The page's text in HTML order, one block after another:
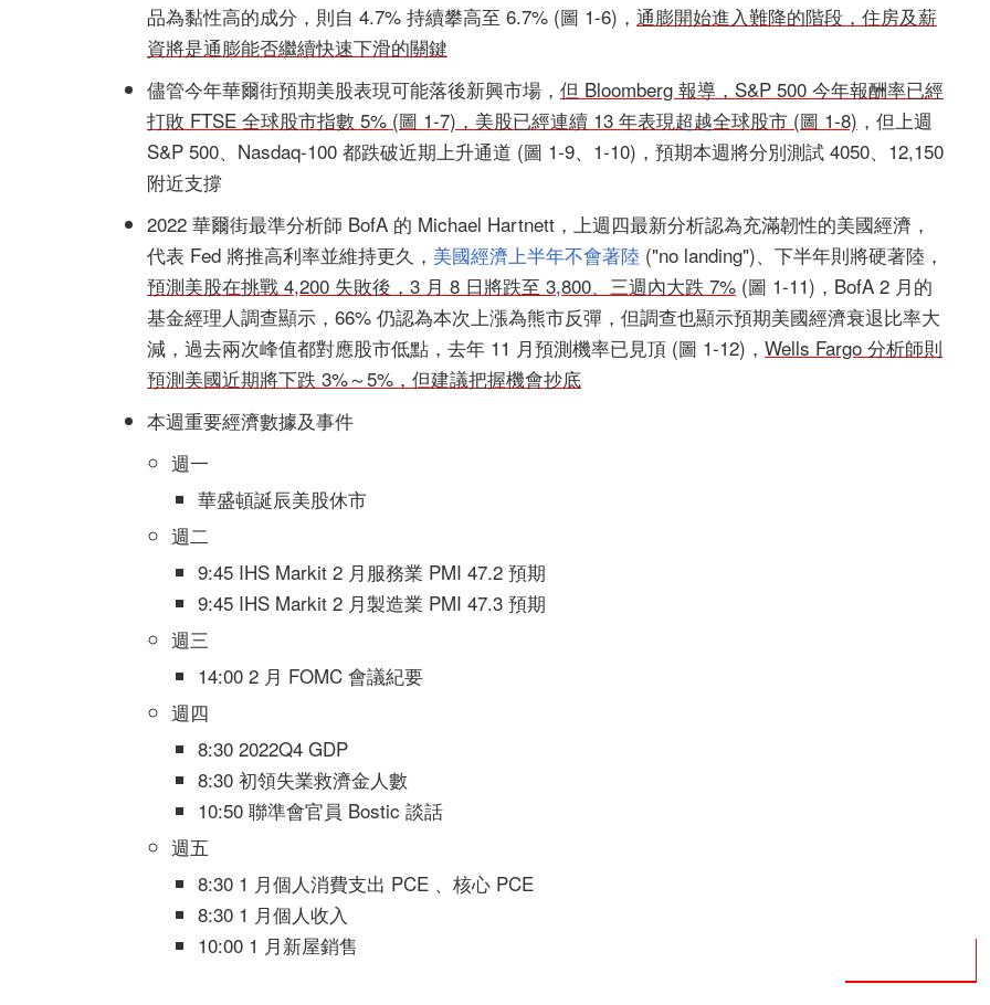
品為黏性高的成分，則自 4.7% 持續攀高至 6.7% (圖 1-6)， 通膨開始進入難降的階段，住房及薪
資將是通膨能否繼續快速下滑的關鍵
儘管今年華爾街預期美股表現可能落後新興市場， 但 Bloomberg 報導，S&P 500 今年報酬率已經
打敗 FTSE 全球股市指數 5% (圖 1-7)，美股已經連續 13 年表現超越全球股市 (圖 1-8) ，但上週
S&P 500、Nasdaq-100 都跌破近期上升通道 (圖 1-9、1-10)，預期本週將分別測試 4050、12,150
附近支撐
2022 華爾街最準分析師 BofA 的 Michael Hartnett，上週四最新分析認為充滿韌性的美國經濟，
代表 Fed 將推高利率並維持更久， 美國經濟上半年不會著陸 ("no landing")、下半年則將硬著陸，
預測美股在挑戰 4,200 失敗後，3 月 8 日將跌至 3,800、三週內大跌 7% (圖 1-11)，BofA 2 月的
基金經理人調查顯示，66% 仍認為本次上漲為熊市反彈，但調查也顯示預期美國經濟衰退比率大
減，過去兩次峰值都對應股市低點，去年 11 月預測機率已見頂 (圖 1-12)， Wells Fargo 分析師則
預測美國近期將下跌 3%～5%，但建議把握機會抄底
本週重要經濟數據及事件
週一
華盛頓誕辰美股休市
週二
9:45 IHS Markit 2 月服務業 PMI 47.2 預期
9:45 IHS Markit 2 月製造業 PMI 47.3 預期
週三
14:00 2 月 FOMC 會議紀要
週四
8:30 2022Q4 GDP
8:30 初領失業救濟金人數
10:50 聯準會官員 Bostic 談話
週五
8:30 1 月個人消費支出 PCE 、核心 PCE
8:30 1 月個人收入
10:00 1 月新屋銷售